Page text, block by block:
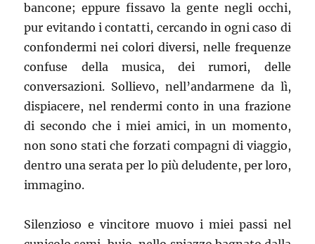
bancone; eppure fissavo la gente negli occhi,
pur evitando i contatti, cercando in ogni caso di
confondermi nei colori diversi, nelle frequenze
confuse della musica, dei rumori, delle
conversazioni. Sollievo, nell’andarmene da lì,
dispiacere, nel rendermi conto in una frazione
di secondo che i miei amici, in un momento,
non sono stati che forzati compagni di viaggio,
dentro una serata per lo più deludente, per loro,
immagino.
Silenzioso e vincitore muovo i miei passi nel